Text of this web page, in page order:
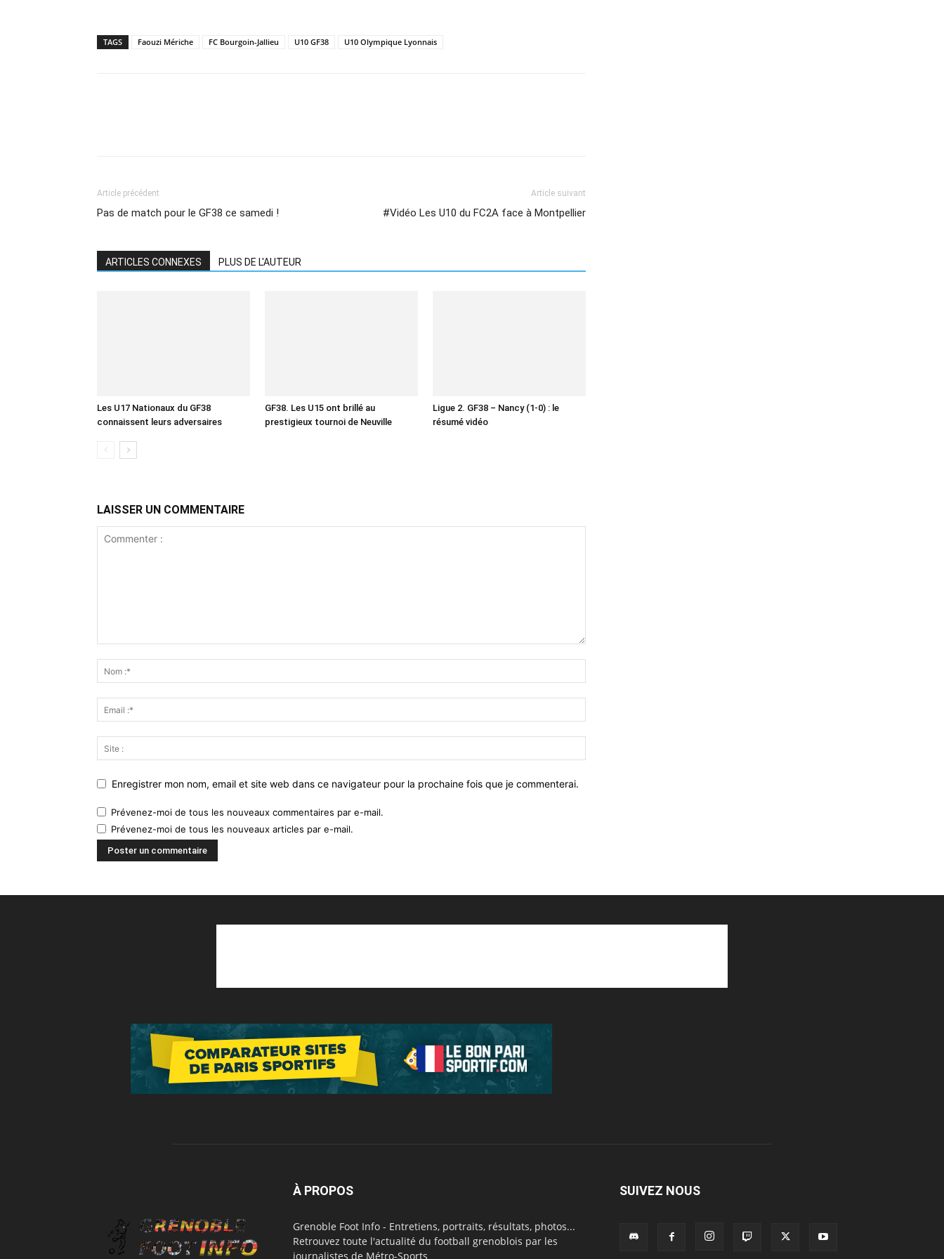
TAGS Faouzi Mériche FC Bourgoin-Jallieu U10 GF38 U10 Olympique Lyonnais
Article précédent
Pas de match pour le GF38 ce samedi !
Article suivant
#Vidéo Les U10 du FC2A face à Montpellier
ARTICLES CONNEXES PLUS DE L'AUTEUR
Les U17 Nationaux du GF38
connaissent leurs adversaires
GF38. Les U15 ont brillé au
prestigieux tournoi de Neuville
Ligue 2. GF38 – Nancy (1-0) : le
résumé vidéo
LAISSER UN COMMENTAIRE
Enregistrer mon nom, email et site web dans ce navigateur pour la prochaine fois que je commenterai.
Prévenez-moi de tous les nouveaux commentaires par e-mail.
Prévenez-moi de tous les nouveaux articles par e-mail.
À PROPOS
Grenoble Foot Info - Entretiens, portraits, résultats, photos...
Retrouvez toute l'actualité du football grenoblois par les
journalistes de Métro-Sports
SUIVEZ NOUS